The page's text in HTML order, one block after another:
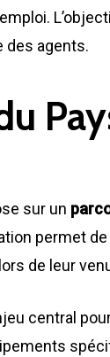
des agents.
sur un
permet
de leur
central